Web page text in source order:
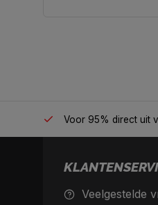
Voor 95% direct uit
Veelgestelde